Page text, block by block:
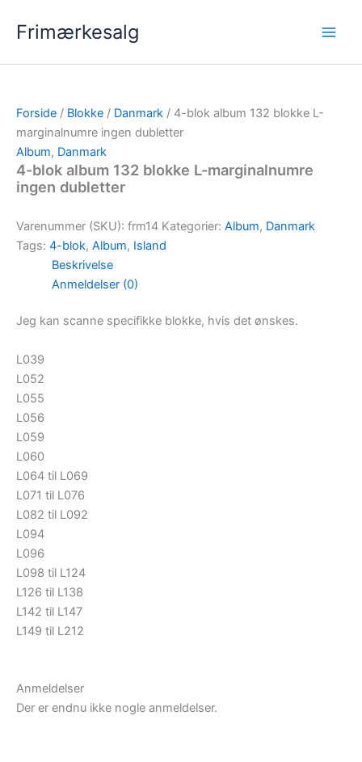
Frimærkesalg
Forside / Blokke / Danmark / 4-blok album 132 blokke L-
marginalnumre ingen dubletter
Album, Danmark
4-blok album 132 blokke L-marginalnumre
ingen dubletter
Varenummer (SKU): frm14 Kategorier: Album, Danmark
Tags: 4-blok, Album, Island
Beskrivelse
Anmeldelser (0)
Jeg kan scanne specifikke blokke, hvis det ønskes.
L039
L052
L055
L056
L059
L060
L064 til L069
L071 til L076
L082 til L092
L094
L096
L098 til L124
L126 til L138
L142 til L147
L149 til L212
Anmeldelser
Der er endnu ikke nogle anmeldelser.